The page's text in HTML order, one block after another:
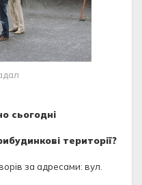
сьогодні
території?
за адресами: вул.